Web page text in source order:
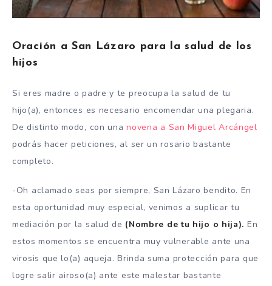
Oración a San Lázaro para la salud de los
hijos
Si eres madre o padre y te preocupa la salud de tu
hijo(a), entonces es necesario encomendar una plegaria.
De distinto modo, con unanovena a San Miguel Arcángel
podrás hacer peticiones, al ser un rosario bastante
completo.
-Oh aclamado seas por siempre, San Lázaro bendito. En
esta oportunidad muy especial, venimos a suplicar tu
mediación por la salud de (Nombre de tu hijo o hija). En
estos momentos se encuentra muy vulnerable ante una
virosis que lo(a) aqueja. Brinda suma protección para que
logre salir airoso(a) ante este malestar bastante